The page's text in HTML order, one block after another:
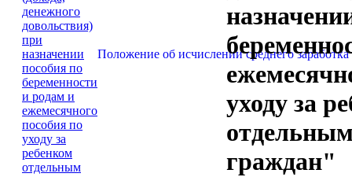
Положение об исчислении среднего
уходу за
граждан"